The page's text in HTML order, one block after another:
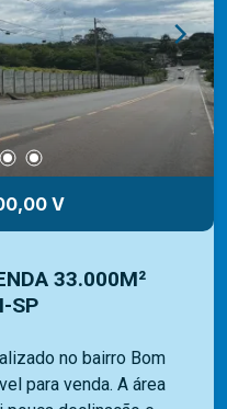
V
33.000M²
SP
no bairro Bom
para venda. A área